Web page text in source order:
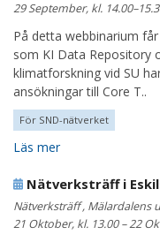
29 September, kl.
På detta webbinarium
som KI Data Repository
klimatforskning vid SU
ansökningar till Core T..
För SND-nätverket
Läs mer
Nätverksträff i
Nätverksträff , Mälardalens
21 Oktober, kl. 13.00 – 22